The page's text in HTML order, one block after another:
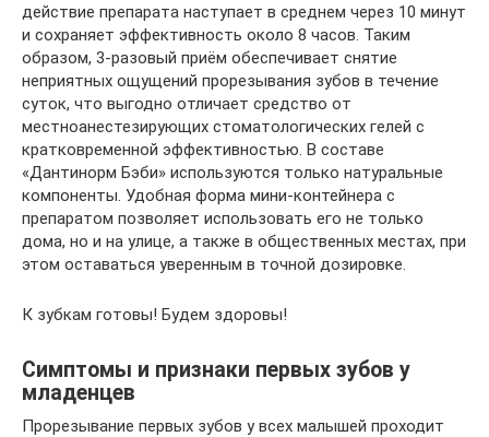
действие препарата наступает в среднем через 10 минут
и сохраняет эффективность около 8 часов. Таким
образом, 3-разовый приём обеспечивает снятие
неприятных ощущений прорезывания зубов в течение
суток, что выгодно отличает средство от
местноанестезирующих стоматологических гелей с
кратковременной эффективностью. В составе
«Дантинорм Бэби» используются только натуральные
компоненты. Удобная форма мини-контейнера с
препаратом позволяет использовать его не только
дома, но и на улице, а также в общественных местах, при
этом оставаться уверенным в точной дозировке.
К зубкам готовы! Будем здоровы!
Симптомы и признаки первых зубов у
младенцев
Прорезывание первых зубов у всех малышей проходит